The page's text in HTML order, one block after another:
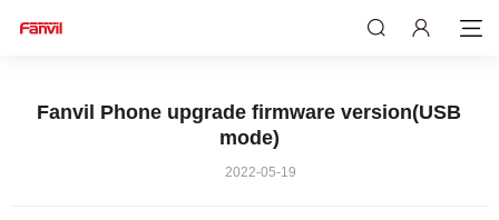
Fanvil Phone upgrade firmware version(USB
mode)
2022-05-19